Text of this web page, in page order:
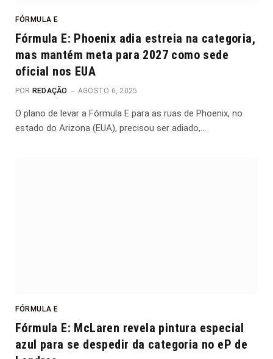
FÓRMULA E
Fórmula E: Phoenix adia estreia na categoria,
mas mantém meta para 2027 como sede
oficial nos EUA
POR REDAÇÃO AGOSTO 6, 2025
O plano de levar a Fórmula E para as ruas de Phoenix, no
estado do Arizona (EUA), precisou ser adiado,…
FÓRMULA E
Fórmula E: McLaren revela pintura especial
azul para se despedir da categoria no eP de